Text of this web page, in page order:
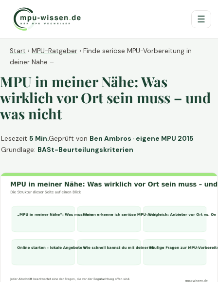
☰
Start › MPU-Ratgeber › Finde seriöse MPU-Vorbereitung in
deiner Nähe –
MPU in meiner Nähe: Was
wirklich vor Ort sein muss – und
was nicht
Lesezeit 5 Min.Geprüft von Ben Ambros · eigene MPU 2015
Grundlage: BASt-Beurteilungskriterien